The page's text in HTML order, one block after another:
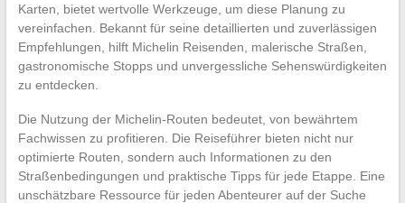
Karten, bietet wertvolle Werkzeuge, um diese Planung zu
vereinfachen. Bekannt für seine detaillierten und zuverlässigen
Empfehlungen, hilft Michelin Reisenden, malerische Straßen,
gastronomische Stopps und unvergessliche Sehenswürdigkeiten
zu entdecken.
Die Nutzung der Michelin-Routen bedeutet, von bewährtem
Fachwissen zu profitieren. Die Reiseführer bieten nicht nur
optimierte Routen, sondern auch Informationen zu den
Straßenbedingungen und praktische Tipps für jede Etappe. Eine
unschätzbare Ressource für jeden Abenteurer auf der Suche